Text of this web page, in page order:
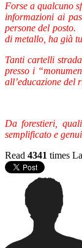
Forse a qualcuno
informazioni ai
persone del
di metallo, ha già
Tanti cartelli
presso i
all’educazione del
Da forestieri,
semplificato e
Read 4341 times